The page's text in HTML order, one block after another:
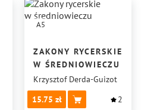
A5
ZAKONY RYCERSKIE
W ŚREDNIOWIECZU
Krzysztof Derda-Guizot
15.75
2